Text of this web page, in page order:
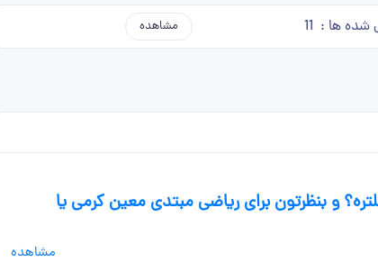
شده ها : 11 مشاهده
و بنظرتون برای ریاضی مبتدی معین کرمی یا
مشاهده